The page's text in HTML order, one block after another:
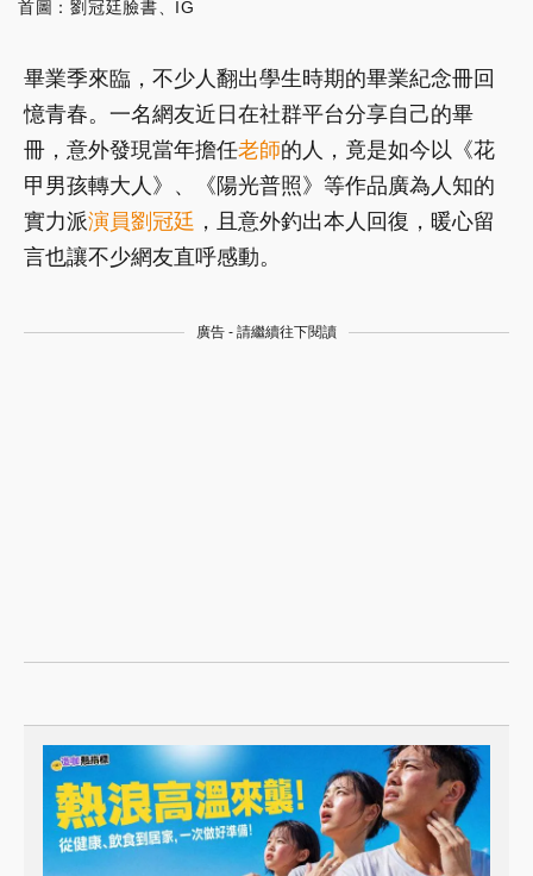
首圖：劉冠廷臉書、IG
畢業季來臨，不少人翻出學生時期的畢業紀念冊回
憶青春。一名網友近日在社群平台分享自己的畢
冊，意外發現當年擔任老師的人，竟是如今以《花
甲男孩轉大人》、《陽光普照》等作品廣為人知的
實力派演員劉冠廷 ，且意外釣出本人回復，暖心留
言也讓不少網友直呼感動。
廣告 - 請繼續往下閱讀